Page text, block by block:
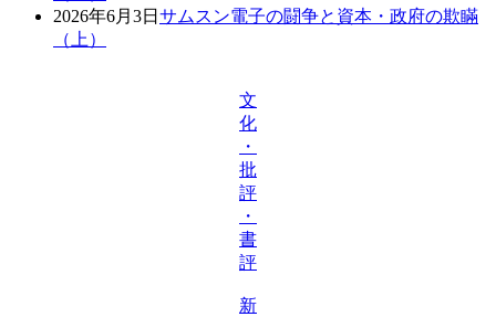
2026年6月3日 サムスン電子の闘争と資本・政府の欺瞞
（上）
文
化
・
批
評
・
書
評
新